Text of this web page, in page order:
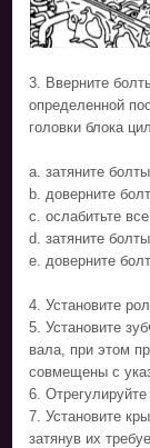
3. Вверните
определенной
головки блока
а. затяните
b. доверните
с. ослабитьте
d. затяните
e. доверните
4. Установите
5. Установите
вала, при этом
совмещены с
6. Отрегулируйте
7. Установите
затянув их